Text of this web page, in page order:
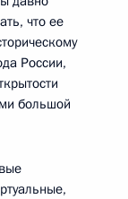
что ее
России,
большой